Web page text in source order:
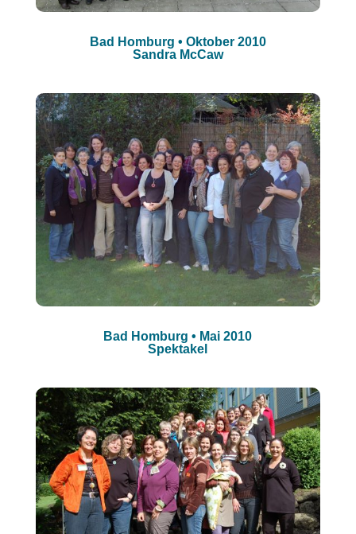
Bad Homburg • Oktober 2010
Sandra McCaw
Bad Homburg • Mai 2010
Spektakel